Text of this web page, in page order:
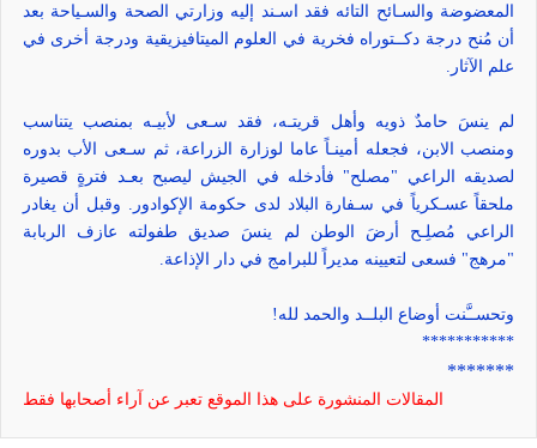
المعضوضة والسـائح التائه فقد اسـند إليه وزارتي الصحة والسـياحة بعد
أن مُنح درجة دكــتوراه فخرية في العلوم الميتافيزيقية ودرجة أخرى في
علم الآثار.
لم ينسَ حامدٌ ذويه وأهل قريتـه، فقد سـعى لأبيـه بمنصب يتناسب
ومنصب الابن، فجعله أمينـاً عاما لوزارة الزراعة، ثم سـعى الأب بدوره
لصديقه الراعي "مصلح" فأدخله في الجيش ليصبح بعـد فترةٍ قصيرة
ملحقاً عسـكرياً في سـفارة البلاد لدى حكومة الإكوادور. وقبل أن يغادر
الراعي مُصلِـح أرضَ الوطن لم ينسَ صديق طفولته عازف الربابة
"مرهج" فسعى لتعيينه مديراً للبرامج في دار الإذاعة.
وتحســَّنت أوضاع البلــد والحمد لله!
***********
*******
المقالات المنشورة على هذا الموقع تعبر عن آراء أصحابها فقط